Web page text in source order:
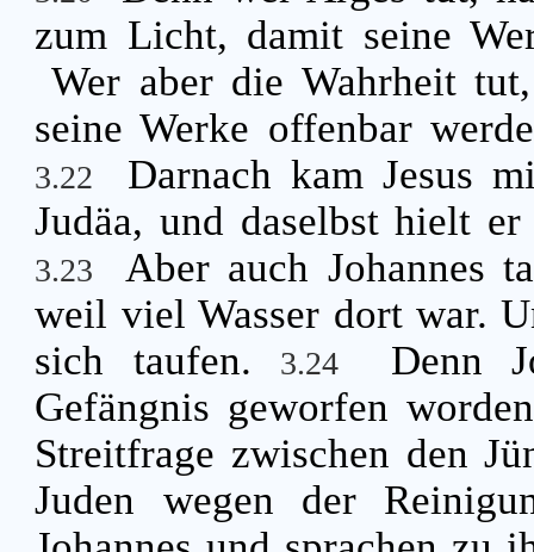
zum Licht, damit seine
Wer aber die Wahrheit
seine Werke offenbar
3.22
Darnach kam Jesus
Judäa, und daselbst hielt
3.23
Aber auch Johannes
weil viel Wasser dort war.
sich taufen.
3.24
Denn
Gefängnis geworfen
Streitfrage zwischen den
Juden wegen der